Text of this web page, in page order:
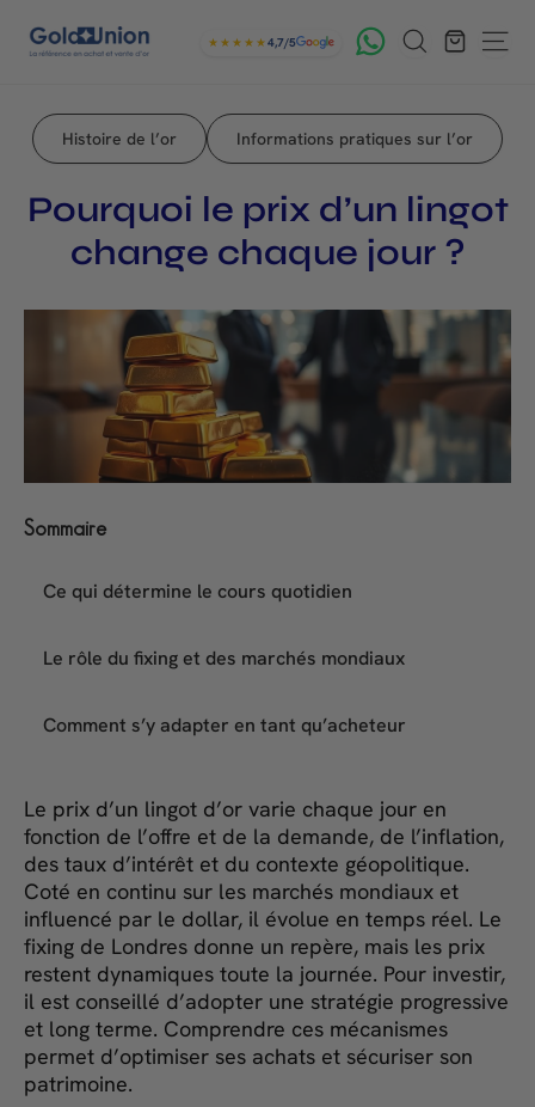
G
d
U
n
o
★★★★★4,7/5
Rechercher
Histoire de l’or Informations pratiques sur l’or
Pourquoi le prix d’un lingot
change chaque jour ?
Sommaire
Ce qui détermine le cours quotidien
Le rôle du fixing et des marchés mondiaux
Comment s’y adapter en tant qu’acheteur
Le prix d’un lingot d’or varie chaque jour en
fonction de l’offre et de la demande, de l’inflation,
des taux d’intérêt et du contexte géopolitique.
Coté en continu sur les marchés mondiaux et
influencé par le dollar, il évolue en temps réel. Le
fixing de Londres donne un repère, mais les prix
restent dynamiques toute la journée. Pour investir,
il est conseillé d’adopter une stratégie progressive
et long terme. Comprendre ces mécanismes
permet d’optimiser ses achats et sécuriser son
patrimoine.